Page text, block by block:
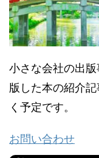
小さな会社の出
版した本の紹介
く予定です。
お問い合わせ